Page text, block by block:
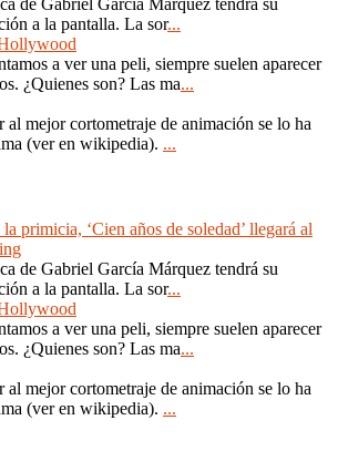
de Gabriel García Márquez tendrá su
a la pantalla. La sor...
a ver una peli, siempre suelen aparecer
¿Quienes son? Las ma...
al mejor cortometraje de animación se lo ha
(ver en wikipedia). ...
primicia, ‘Cien años de soledad’ llegará al
de Gabriel García Márquez tendrá su
a la pantalla. La sor...
a ver una peli, siempre suelen aparecer
¿Quienes son? Las ma...
al mejor cortometraje de animación se lo ha
(ver en wikipedia). ...